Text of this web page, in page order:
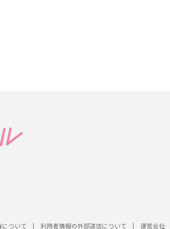
ついて 利用者情報の外部送信について 運営会社